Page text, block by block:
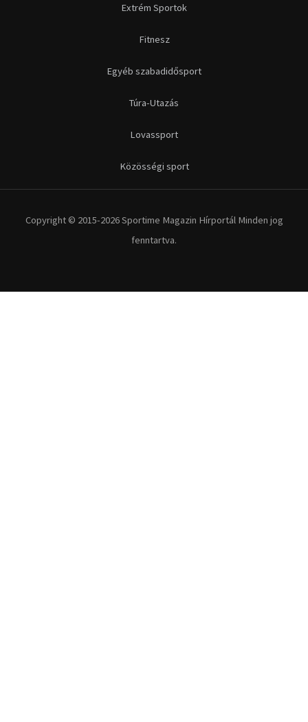
Extrém Sportok
Fitnesz
Egyéb szabadidősport
Túra-Utazás
Lovassport
Közösségi sport
Copyright © 2015-2026 Sportime Magazin Hírportál Minden jog
fenntartva.